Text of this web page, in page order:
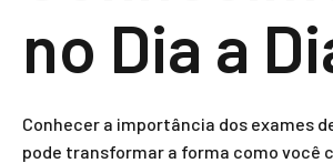
no Dia a
Conhecer a importância dos exames
pode transformar a forma como você